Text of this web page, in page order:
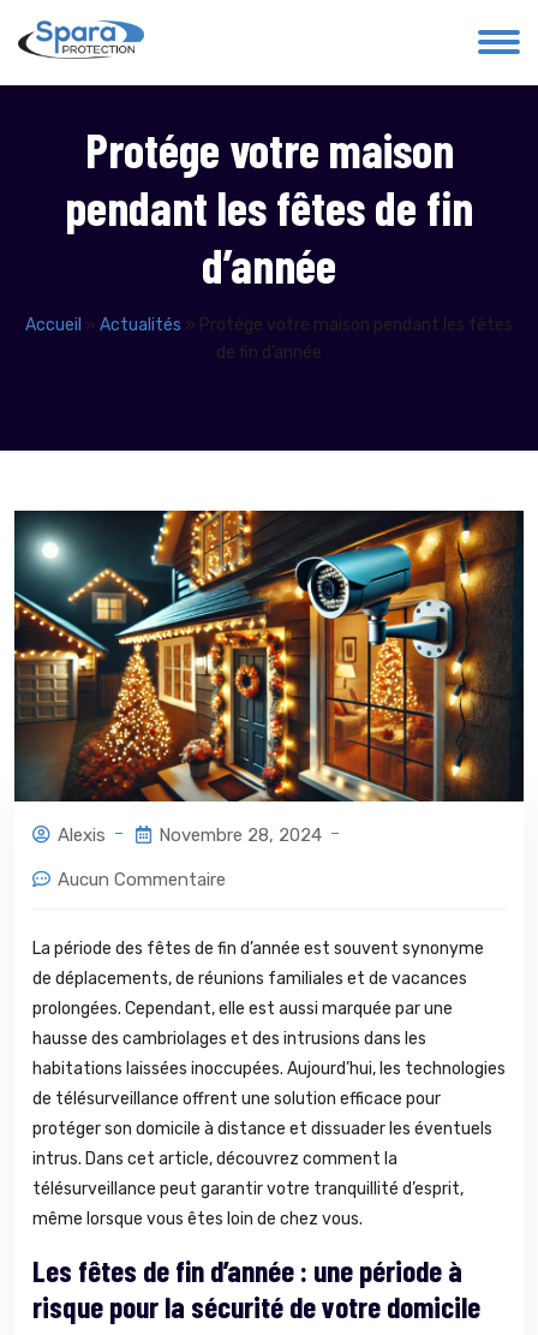
Protége votre maison
pendant les fêtes de fin
d’année
Accueil » Actualités » Protége votre maison pendant les fêtes
de fin d’année
Alexis Novembre 28, 2024
Aucun Commentaire
La période des fêtes de fin d’année est souvent synonyme
de déplacements, de réunions familiales et de vacances
prolongées. Cependant, elle est aussi marquée par une
hausse des cambriolages et des intrusions dans les
habitations laissées inoccupées. Aujourd’hui, les technologies
de télésurveillance offrent une solution efficace pour
protéger son domicile à distance et dissuader les éventuels
intrus. Dans cet article, découvrez comment la
télésurveillance peut garantir votre tranquillité d’esprit,
même lorsque vous êtes loin de chez vous.
Les fêtes de fin d’année : une période à
risque pour la sécurité de votre domicile